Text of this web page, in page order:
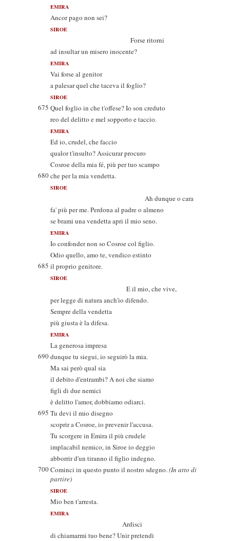
EMIRA
Ancor pago non sei?
SIROE
Forse ritorni
ad insultar un misero inocente?
EMIRA
Vai forse al genitor
a palesar quel che taceva il foglio?
SIROE
675 Quel foglio in che t'offese? Io son creduto
reo del delitto e mel sopporto e taccio.
EMIRA
Ed io, crudel, che faccio
qualor t'insulto? Assicurar procuro
Cosroe della mia fé, più per tuo scampo
680che per la mia vendetta.
SIROE
Ah dunque o cara
fa' più per me. Perdona al padre o almeno
se brami una vendetta apri il mio seno.
EMIRA
Io confonder non so Cosroe col figlio.
Odio quello, amo te, vendico estinto
685 il proprio genitore.
SIROE
E il mio, che vive,
per legge di natura anch'io difendo.
Sempre della vendetta
più giusta è la difesa.
EMIRA
La generosa impresa
690dunque tu siegui, io seguirò la mia.
Ma sai però qual sia
il debito d'entrambi? A noi che siamo
figli di due nemici
è delitto l'amor, dobbiamo odiarci.
695 Tu devi il mio disegno
scoprir a Cosroe, io prevenir l'accusa.
Tu scorgere in Emira il più crudele
implacabil nemico, in Siroe io deggio
abborrir d'un tiranno il figlio indegno.
700Cominci in questo punto il nostro sdegno.(In atto di
partire)
SIROE
Mio ben t'arresta.
EMIRA
Ardisci
di chiamarmi tuo bene? Unir pretendi